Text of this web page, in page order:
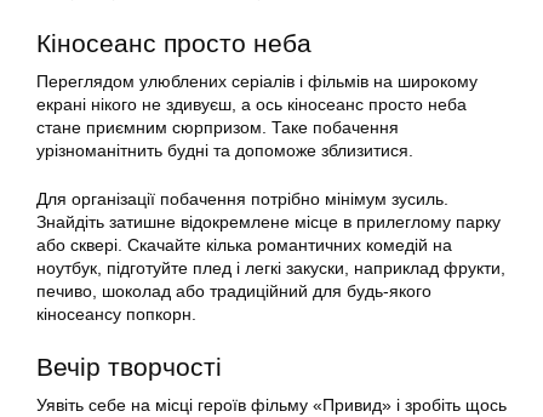
Кіносеанс просто неба
Переглядом улюблених серіалів і фільмів на широкому
екрані нікого не здивуєш, а ось кіносеанс просто неба
стане приємним сюрпризом. Таке побачення
урізноманітнить будні та допоможе зблизитися.
Для організації побачення потрібно мінімум зусиль.
Знайдіть затишне відокремлене місце в прилеглому парку
або сквері. Скачайте кілька романтичних комедій на
ноутбук, підготуйте плед і легкі закуски, наприклад фрукти,
печиво, шоколад або традиційний для будь-якого
кіносеансу попкорн.
Вечір творчості
Уявіть себе на місці героїв фільму «Привид» і зробіть щось